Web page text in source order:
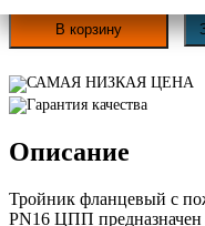
Тройник
фланцевый
пожарной
подставкой
250х250
ЦПП
В корзину
САМАЯ НИЗКАЯ ЦЕНА
Гарантия качества
Описание
Тройник фланцевый с
PN16 ЦПП предназначен